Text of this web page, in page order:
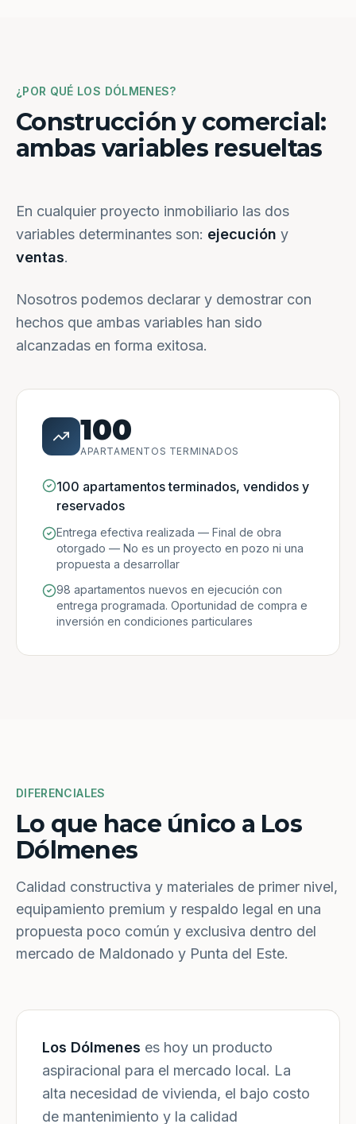
¿POR QUÉ LOS DÓLMENES?
Construcción y comercial:
ambas variables resueltas
En cualquier proyecto inmobiliario las dos
variables determinantes son: ejecución y
ventas.
Nosotros podemos declarar y demostrar con
hechos que ambas variables han sido
alcanzadas en forma exitosa.
100
APARTAMENTOS TERMINADOS
100 apartamentos terminados, vendidos y
reservados
Entrega efectiva realizada — Final de obra
otorgado — No es un proyecto en pozo ni una
propuesta a desarrollar
98 apartamentos nuevos en ejecución con
entrega programada. Oportunidad de compra e
inversión en condiciones particulares
DIFERENCIALES
Lo que hace único a Los
Dólmenes
Calidad constructiva y materiales de primer nivel,
equipamiento premium y respaldo legal en una
propuesta poco común y exclusiva dentro del
mercado de Maldonado y Punta del Este.
Los Dólmenes es hoy un producto
aspiracional para el mercado local. La
alta necesidad de vivienda, el bajo costo
de mantenimiento y la calidad